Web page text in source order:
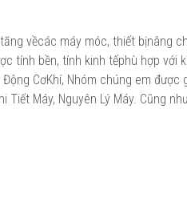
vềcác máy móc, thiết bịnâng
tính bền, tính kinh tếphù hợp với
CơKhí, Nhóm chúng em
Tiết Máy, Nguyên Lý Máy. Cũng